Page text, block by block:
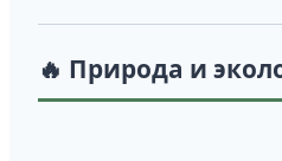
🔥 Природа и